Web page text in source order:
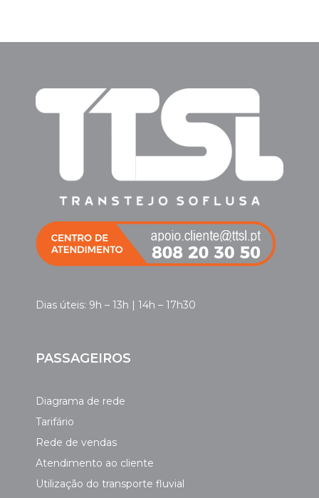
Dias úteis: 9h – 13h | 14h – 17h30
PASSAGEIROS
Diagrama de rede
Tarifário
Rede de vendas
Atendimento ao cliente
Utilização do transporte fluvial